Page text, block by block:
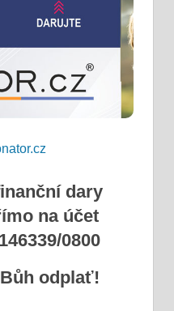
dary
na účet
0800
odplať!